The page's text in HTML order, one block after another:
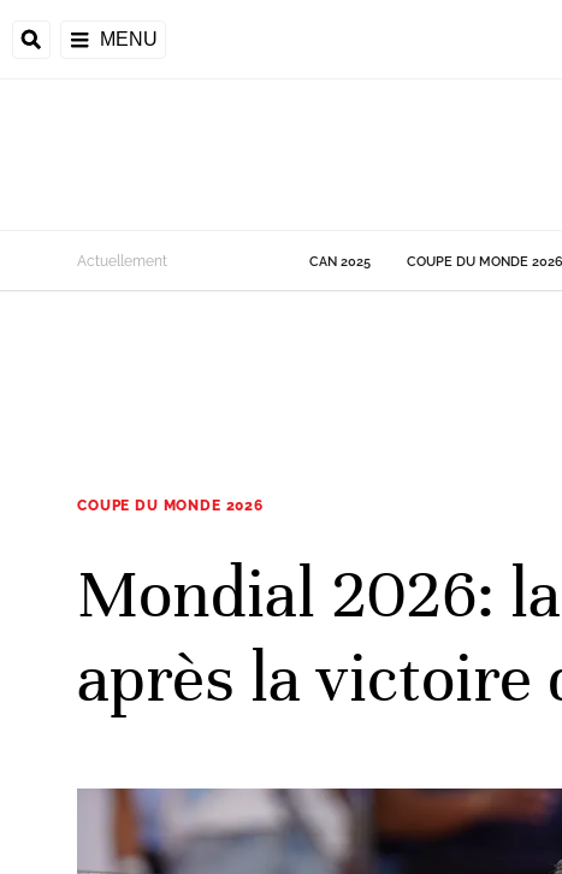
MENU
de la CAF
Actuellement CAN 2025 COUPE DU MONDE 2026
COUPE DU MONDE 2026
Mondial 2026:
après la victoire